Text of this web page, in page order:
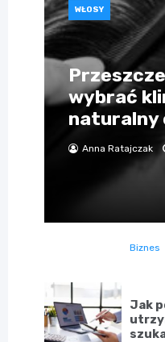
WŁOSY
wybrać
naturalny
Anna Ratajczak
Biznes
Jak